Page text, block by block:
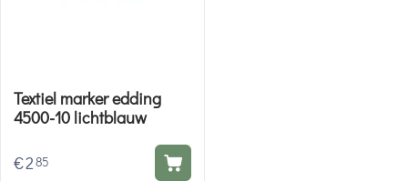
Textiel marker edding
4500-10 lichtblauw
€285